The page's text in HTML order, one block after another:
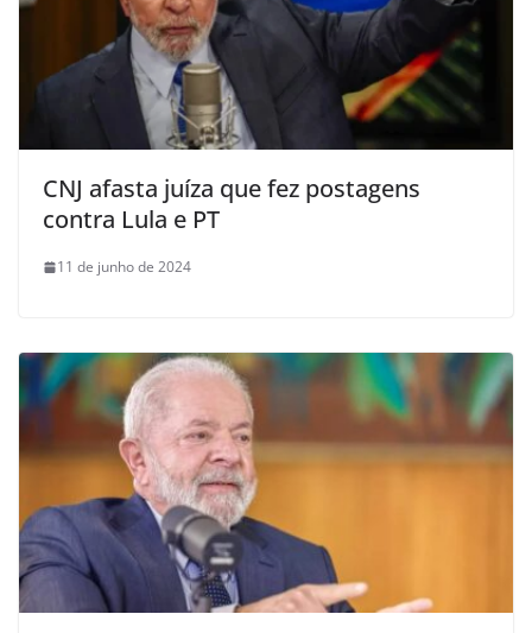
CNJ afasta juíza que fez postagens
contra Lula e PT
11 de junho de 2024